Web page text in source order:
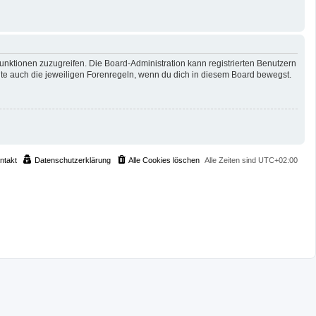
zuzugreifen. Die Board-Administration kann registrierten Benutzern
auch die jeweiligen Forenregeln, wenn du dich in diesem Board bewegst.
Alle Zeiten sind UTC+02:00
Alle Cookies löschen
Datenschutzerklärung